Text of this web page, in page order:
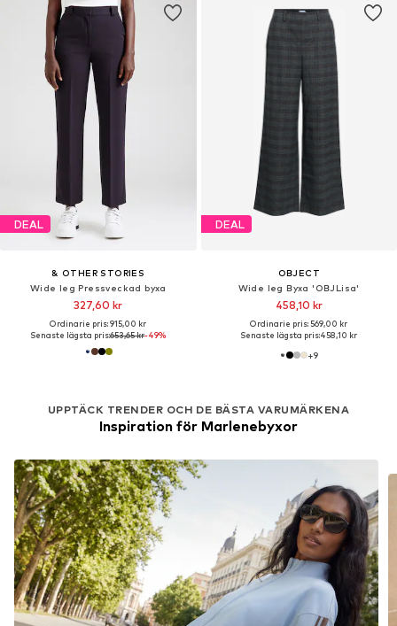
DEAL
& OTHER STORIES
Wide leg Pressveckad byxa
327,60 kr
Ordinarie pris: 915,00 kr
Senaste lägsta pris:653,65 kr-49%
DEAL
OBJECT
Wide leg Byxa 'OBJLisa'
458,10 kr
Ordinarie pris: 569,00 kr
Senaste lägsta pris:458,10 kr
+9
UPPTÄCK TRENDER OCH DE BÄSTA VARUMÄRKENA
Inspiration för Marlenebyxor